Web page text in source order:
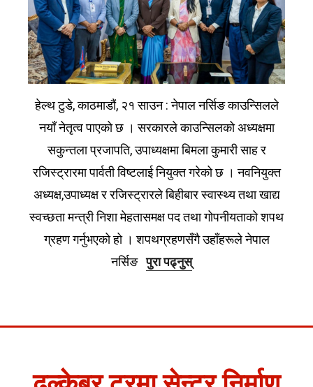
हेल्थ टुडे, काठमाडौं, २१ साउन : नेपाल नर्सिङ काउन्सिलले
नयाँ नेतृत्व पाएको छ । सरकारले काउन्सिलको अध्यक्षमा
सकुन्तला प्रजापति, उपाध्यक्षमा बिमला कुमारी साह र
रजिस्ट्रारमा पार्वती विष्टलाई नियुक्त गरेको छ । नवनियुक्त
अध्यक्ष,उपाध्यक्ष र रजिस्ट्रारले बिहीबार स्वास्थ्य तथा खाद्य
स्वच्छता मन्त्री निशा मेहतासमक्ष पद तथा गोपनीयताको शपथ
ग्रहण गर्नुभएको हो । शपथग्रहणसँगै उहाँहरूले नेपाल
नर्सिङपुरा पढ्नुस्